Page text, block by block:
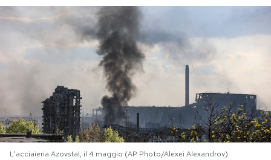
NEWSLETTER
I MIEI PREFERITI
L'acciaieria Azovstal, il 4 maggio (AP Photo/Alexei Alexandrov)